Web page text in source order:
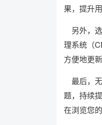
果，提升
另外，
理系统（
方便地更
最后，
题，持续
在浏览您